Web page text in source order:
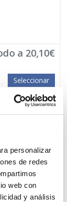
personalizar
de redes
web con
y análisis
a 20,10€
Seleccionar